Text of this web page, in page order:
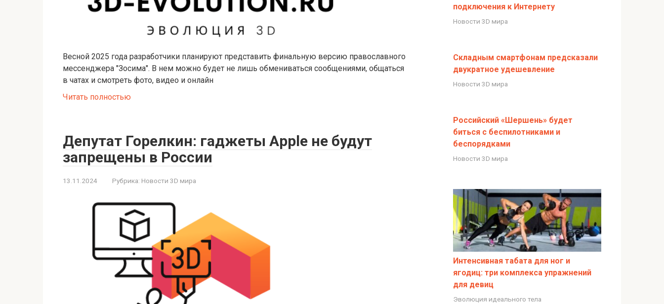
Весной 2025 года разработчики планируют представить финальную версию православного
мессенджера "Зосима". В нем можно будет не лишь обмениваться сообщениями, общаться
в чатах и смотреть фото, видео и онлайн
Читать полностью
Депутат Горелкин: гаджеты Apple не будут
запрещены в России
13.11.2024 Рубрика: Новости 3D мира
подключения к Интернету
Новости 3D мира
Складным смартфонам предсказали
двукратное удешевление
Новости 3D мира
Российский «Шершень» будет
биться с беспилотниками и
беспорядками
Новости 3D мира
Интенсивная табата для ног и
ягодиц: три комплекса упражнений
для девиц
Эволюция идеального тела